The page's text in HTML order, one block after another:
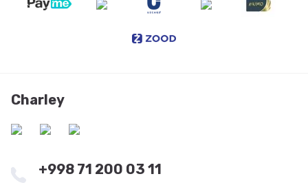
Charley
+998 71 200 03 11